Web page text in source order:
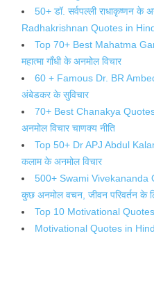
50+ डॉ. सर्वपल्ली राधाकृष्णन के
Radhakrishnan Quotes in
Top 70+ Best Mahatma
महात्मा गाँधी के अनमोल विचार
60 + Famous Dr. BR
अंबेडकर के सुविचार
70+ Best Chanakya Quotes
अनमोल विचार चाणक्य नीति
Top 50+ Dr APJ Abdul
कलाम के अनमोल विचार
500+ Swami Vivekananda
कुछ अनमोल वचन, जीवन परिवर्तन के
Top 10 Motivational
Motivational Quotes in